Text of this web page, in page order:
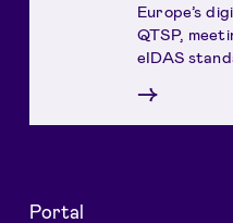
Europe’s
QTSP,
eIDAS
→
Portal